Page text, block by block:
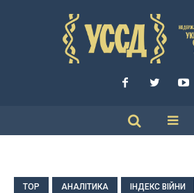
TOP АНАЛІТИКА ІНДЕКС ВІЙНИ